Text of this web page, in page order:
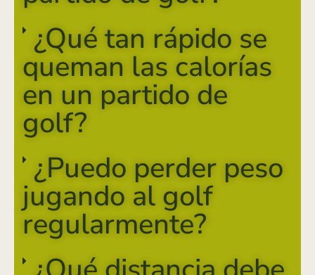
¿Qué tan rápido se
queman las calorías
en un partido de
golf?
¿Puedo perder peso
jugando al golf
regularmente?